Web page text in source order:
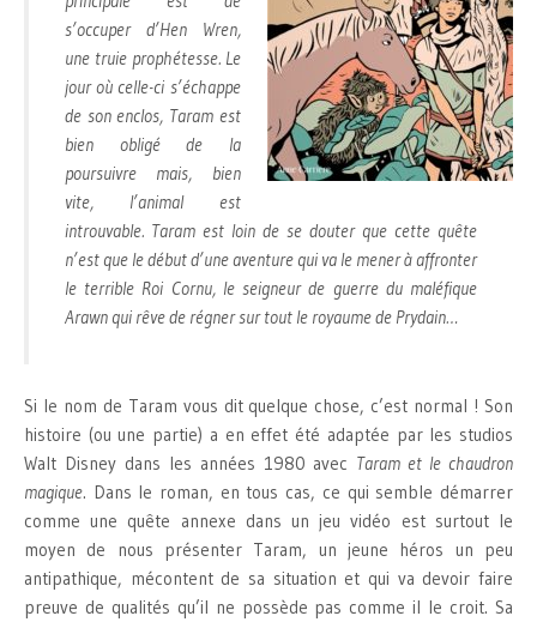
s’occuper d’Hen Wren,
une truie prophétesse. Le
jour où celle-ci s’échappe
de son enclos, Taram est
bien obligé de la
poursuivre mais, bien
vite, l’animal est
introuvable. Taram est loin de se douter que cette quête
n’est que le début d’une aventure qui va le mener à affronter
le terrible Roi Cornu, le seigneur de guerre du maléfique
Arawn qui rêve de régner sur tout le royaume de Prydain…
Si le nom de Taram vous dit quelque chose, c’est normal ! Son
histoire (ou une partie) a en effet été adaptée par les studios
Walt Disney dans les années 1980 avec Taram et le chaudron
magique. Dans le roman, en tous cas, ce qui semble démarrer
comme une quête annexe dans un jeu vidéo est surtout le
moyen de nous présenter Taram, un jeune héros un peu
antipathique, mécontent de sa situation et qui va devoir faire
preuve de qualités qu’il ne possède pas comme il le croit. Sa